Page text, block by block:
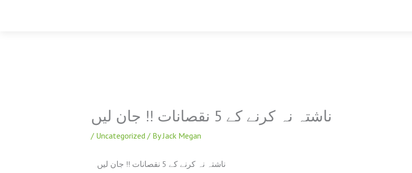
ناشتہ نہ کرنے کے 5 نقصانات !! جان لیں
/ Uncategorized/ ByJack Megan
ناشتہ نہ کرنے کے 5 نقصانات !! جان لیں